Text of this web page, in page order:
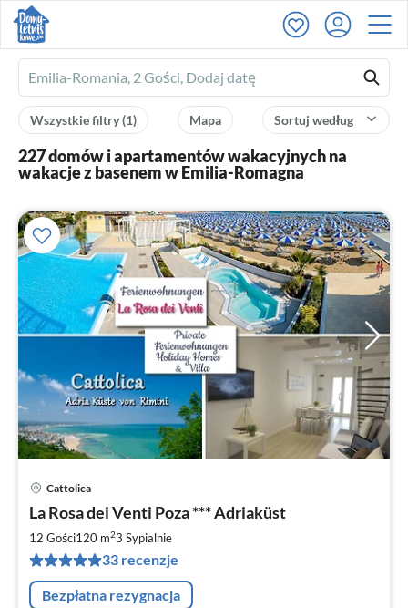
Ferienhausmiete
logo
Sortuj według
Mapa
Wszystkie filtry(1)
227 domów i apartamentów wakacyjnych na
wakacje z basenem w Emilia-Romagna
Cattolica
La Rosa dei Venti Poza *** Adriaküst
12 Gości120 m23 Sypialnie
33 recenzje
Bezpłatna rezygnacja